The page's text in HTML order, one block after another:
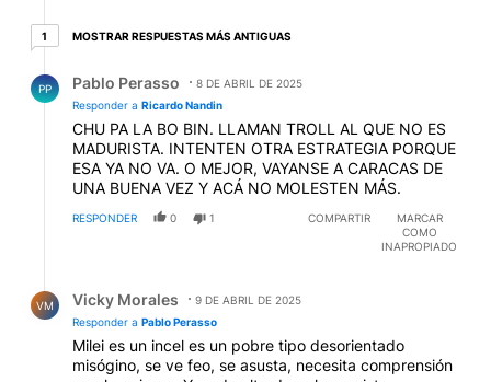
11 respuesta más antiguas
MOSTRAR RESPUESTAS MÁS ANTIGUAS
PP Pablo Perasso
8 DE ABRIL DE 2025
Responder a Ricardo Nandin
CHU PA LA BO BIN. LLAMAN TROLL AL QUE NO ES
MADURISTA. INTENTEN OTRA ESTRATEGIA PORQUE
ESA YA NO VA. O MEJOR, VAYANSE A CARACAS DE
UNA BUENA VEZ Y ACÁ NO MOLESTEN MÁS.
RESPONDER 0 1 COMPARTIR
MARCAR
COMO
INAPROPIADO
VM Vicky Morales
9 DE ABRIL DE 2025
Responder a Pablo Perasso
Milei es un incel es un pobre tipo desorientado
misógino, se ve feo, se asusta, necesita comprensión